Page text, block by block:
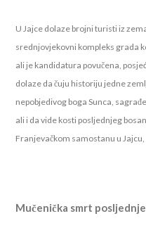
U Jajce dolaze brojni turisti iz
srednjovjekovni kompleks grada
ali je kandidatura povučena,
dolaze da čuju historiju jedne
nepobjedivog boga Sunca,
ali i da vide kosti posljednjeg
Franjevačkom samostanu u
Mučenička smrt